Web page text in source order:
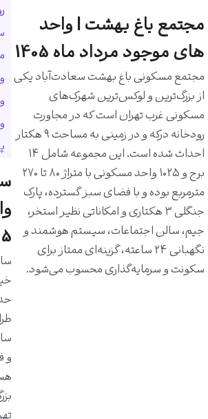
مجتمع باغ بهشت | واحد
های موجود مرداد ماه 1405
مجتمع مسکونی باغ بهشت سعادت‌آباد یکی
از بزرگ‌ترین و لوکس‌ترین شهرک‌های
مسکونی غرب تهران است که در مجاورت
رودخانه درکه و در زمینی به مساحت ۹ هکتار
احداث شده است. این مجموعه شامل ۱۴
برج و ۱۰۲۵ واحد مسکونی با متراژ ۸۰ تا ۲۷۰
مترمربع بوده و با فضای سبز گسترده، پارک
جنگلی ۳ هکتاری و امکاناتی نظیر استخر،
جیم، سالن اجتماعات، سیستم هوشمند و
نگهبانی ۲۴ ساعته، گزینه‌ای ممتاز برای
سکونت و سرمایه‌گذاری محسوب می‌شود.
و